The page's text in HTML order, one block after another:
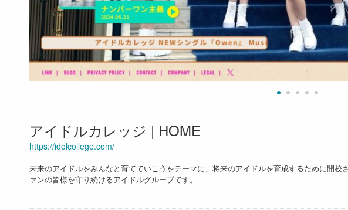
アイドルカレッジ | HOME
https://idolcollege.com/
未来のアイドルをみんなと育てていこうをテーマに、将来のアイドルを育成するために開
ァンの皆様を守り続けるアイドルグループです。